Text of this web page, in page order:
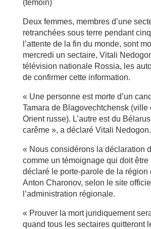
(témoin)
Deux femmes, membres d’une
retranchées sous terre pendant
l’attente de la fin du monde, sont
mercredi un sectaire, Vitali
télévision nationale Rossia, les
de confirmer cette information.
« Une personne est morte d’un
Tamara de Blagovechtchensk (ville
Orient russe). L’autre est du
carême », a déclaré Vitali Nedogon.
« Nous considérons la déclaration
comme un témoignage qui doit être
déclaré le porte-parole de la région
Anton Charonov, selon le site
l’administration régionale.
« Prouver la mort juridiquement
quand tous les sectaires quitteront